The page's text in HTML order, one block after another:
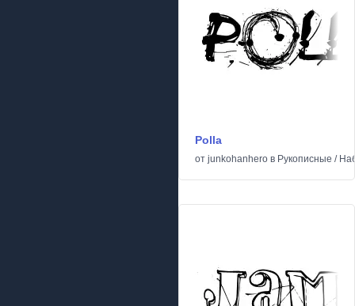
Polla
от junkohanhero в Рукописные /